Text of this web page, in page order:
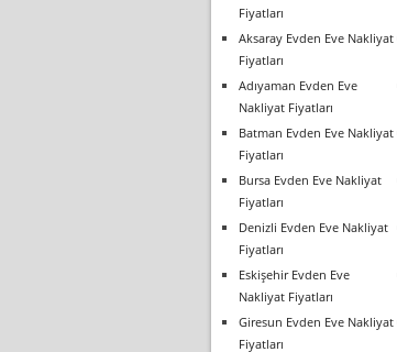
Fiyatları
Aksaray Evden Eve Nakliyat
Fiyatları
Adıyaman Evden Eve
Nakliyat Fiyatları
Batman Evden Eve Nakliyat
Fiyatları
Bursa Evden Eve Nakliyat
Fiyatları
Denizli Evden Eve Nakliyat
Fiyatları
Eskişehir Evden Eve
Nakliyat Fiyatları
Giresun Evden Eve Nakliyat
Fiyatları